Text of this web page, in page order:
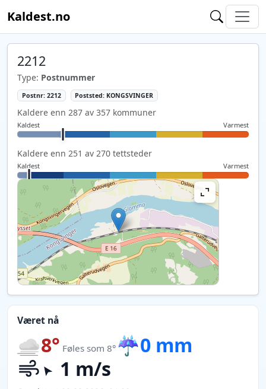
Kaldest.no
2212
Type: Postnummer
Postnr: 2212 Poststed: KONGSVINGER
Kaldere enn 287 av 357 kommuner
Kaldest Varmest
Kaldere enn 251 av 270 tettsteder
Kaldest Varmest
Været nå
8° Føles som 8° ☔0 mm
1 m/s